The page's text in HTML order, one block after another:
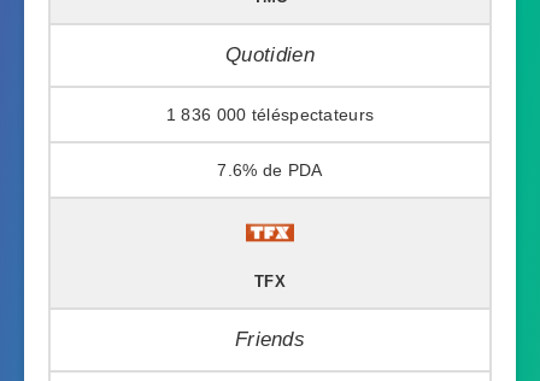
Quotidien
1 836 000
7.6%
TFX
Friends